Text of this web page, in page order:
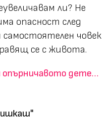
ли? Не
опасност след
човек
се с живота.
опърничавото дете…